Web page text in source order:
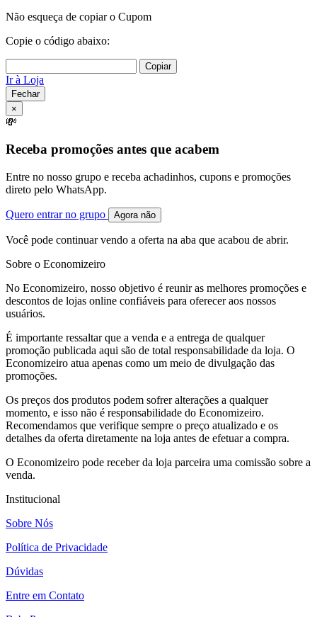
Não esqueça de copiar o Cupom
Copie o código abaixo:
Copiar
Ir à Loja
Fechar
×
💸
Receba promoções antes que acabem
Entre no nosso grupo e receba achadinhos, cupons e promoções
direto pelo WhatsApp.
Quero entrar no grupo Agora não
Você pode continuar vendo a oferta na aba que acabou de abrir.
Sobre o Economizeiro
No Economizeiro, nosso objetivo é reunir as melhores promoções e
descontos de lojas online confiáveis para oferecer aos nossos
usuários.
É importante ressaltar que a venda e a entrega de qualquer
promoção publicada aqui são de total responsabilidade da loja. O
Economizeiro atua apenas como um meio de divulgação das
promoções.
Os preços dos produtos podem sofrer alterações a qualquer
momento, e isso não é responsabilidade do Economizeiro.
Recomendamos que verifique sempre o preço atualizado e os
detalhes da oferta diretamente na loja antes de efetuar a compra.
O Economizeiro pode receber da loja parceira uma comissão sobre a
venda.
Institucional
Sobre Nós
Política de Privacidade
Dúvidas
Entre em Contato